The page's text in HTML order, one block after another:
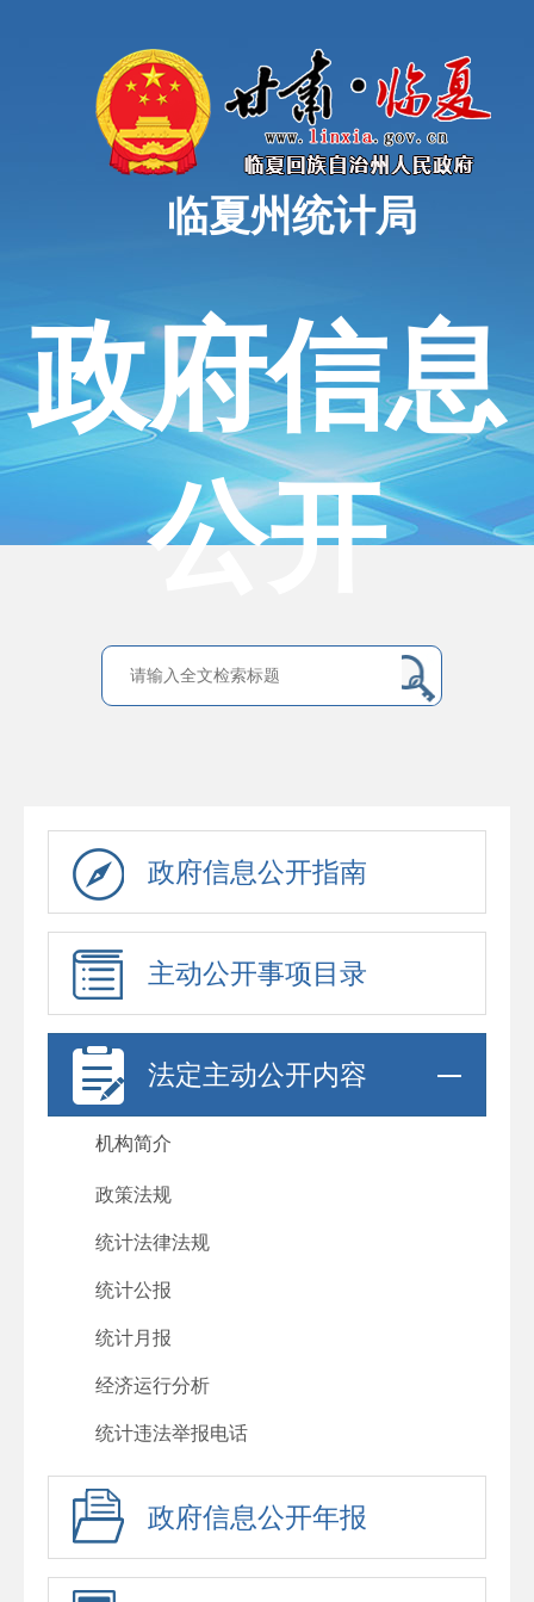
临夏州统计局
政府信息
公开
政府信息公开指南
主动公开事项目录
法定主动公开内容
机构简介
政策法规
统计法律法规
统计公报
统计月报
经济运行分析
统计违法举报电话
政府信息公开年报